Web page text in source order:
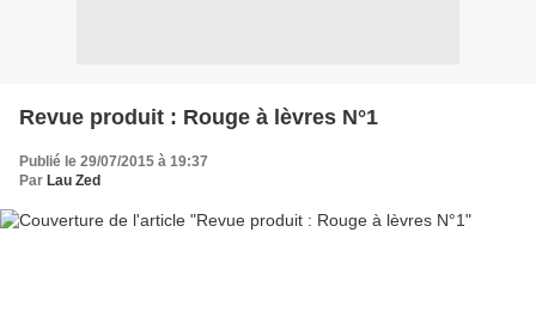
Revue produit : Rouge à lèvres N°1
Publié le 29/07/2015 à 19:37
Par Lau Zed